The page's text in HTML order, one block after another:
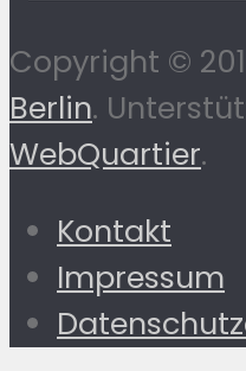
Copyright ©
Berlin.
WebQuartier.
Kontakt
Impressum